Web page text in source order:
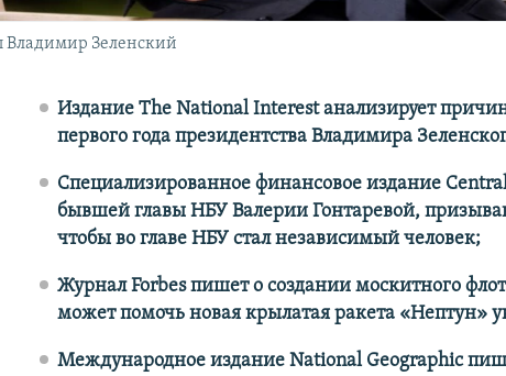
Зеленский
Издание The National Interest анализирует
первого года президентства Владимира
Специализированное финансовое издание
бывшей главы НБУ Валерии Гонтаревой,
чтобы во главе НБУ стал независимый человек;
Журнал Forbes пишет о создании москитного
может помочь новая крылатая ракета «Нептун»
Международное издание National Geographic